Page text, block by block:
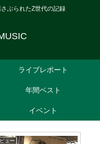
ぶられたZ世代の記録
ライブレポート
年間ベスト
イベント
ュー